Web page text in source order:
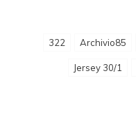
322 Archivio85
Jersey 30/1